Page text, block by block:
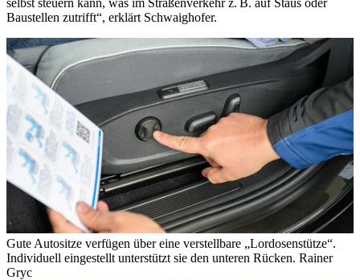
Baustellen zutrifft“, erklärt Schwaighofer.
Gute Autositze verfügen über eine verstellbare „Lordosenstütze“.
Individuell eingestellt unterstützt sie den unteren Rücken. Rainer
Gryc